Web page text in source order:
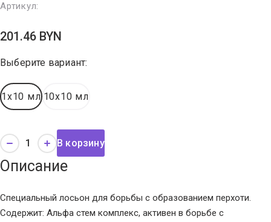
Артикул:
201.46 BYN
Выберите вариант:
1x10 мл 10x10 мл
В корзину
Описание
Специальный лосьон для борьбы с образованием перхоти.
Содержит: Альфа стем комплекс, активен в борьбе с